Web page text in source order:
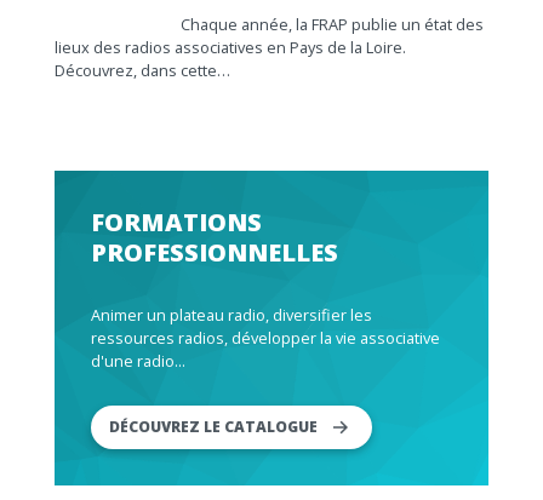
Chaque année, la FRAP publie un état des
lieux des radios associatives en Pays de la Loire.
Découvrez, dans cette…
FORMATIONS
PROFESSIONNELLES
Animer un plateau radio, diversifier les
ressources radios, développer la vie associative
d'une radio...
DÉCOUVREZ LE CATALOGUE